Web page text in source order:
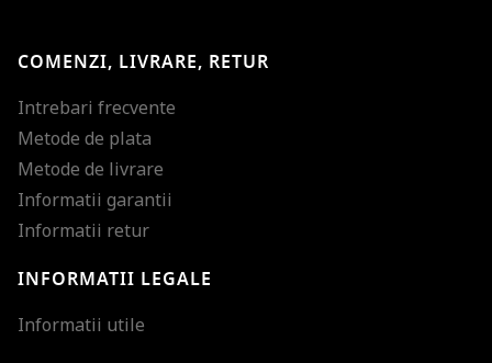
COMENZI, LIVRARE, RETUR
Intrebari frecvente
Metode de plata
Metode de livrare
Informatii garantii
Informatii retur
INFORMATII LEGALE
Informatii utile